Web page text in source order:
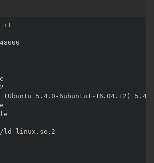
iI
(Ubuntu 5.4.0-6ubuntu1~16.04.12) 5.4.0
linux.so.2